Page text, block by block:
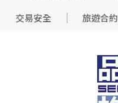
交易安全
旅遊合約